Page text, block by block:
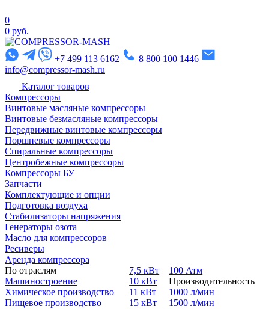
0
0 руб.
+7 499 113 6162
8 800 100 1446
info@compressor-mash.ru
Каталог товаров
Компрессоры
Винтовые масляные компрессоры
Винтовые безмасляные компрессоры
Передвижные винтовые компрессоры
Поршневые компрессоры
Спиральные компрессоры
Центробежные компрессоры
Компрессоры БУ
Запчасти
Комплектующие и опции
Подготовка воздуха
Стабилизаторы напряжения
Генераторы озота
Масло для компрессоров
Ресиверы
Аренда компрессора
По отраслям
Машиностроение
Химическое производство
Пищевое производство
7,5 кВт
10 кВт
11 кВт
15 кВт
100 Атм
Производительность
1000 л/мин
1500 л/мин